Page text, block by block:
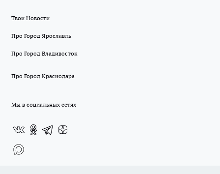
Твои Новости
Про Город Ярославль
Про Город Владивосток
Про Город Краснодара
Мы в социальных сетях